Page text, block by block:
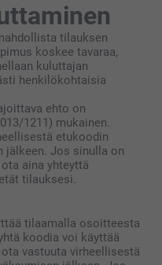
tilauksen
koskee tavaraa,
kuluttajan
henkilökohtaisia
ehto on
1211) mukainen.
etukoodin
jälkeen. Jos sinulla on
aina yhteyttä
tilauksesi.
tilaamalla osoitteesta
koodia voi käyttää
vastuuta virheellisestä